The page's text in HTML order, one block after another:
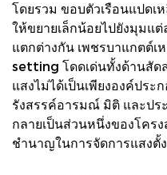
โดยรวม ขอบตัวเรือนแปด
ให้ขยายเล็กน้อยไปยังมุมแ
แตกต่างกัน เพชรบาแกตต์เ
setting โดดเด่นทั้งด้านสัด
แสงไม่ได้เป็นเพียงองค์ประ
รังสรรค์อารมณ์ มิติ และปร
กลายเป็นส่วนหนึ่งของโคร
ชำนาญในการจัดการแสงตั้